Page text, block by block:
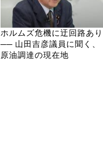
ホルムズ危機に迂回路あり
── 山田吉彦議員に聞く、
原油調達の現在地